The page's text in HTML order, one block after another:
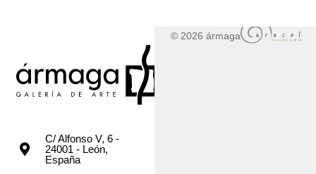
C/ Alfonso V, 6 -
24001 - León,
España
© 2026 ármaga